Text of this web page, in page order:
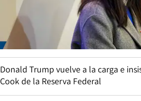
Donald Trump vuelve a la carga e
Cook de la Reserva Federal